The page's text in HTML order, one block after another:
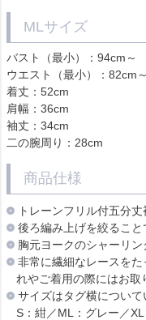
MLサイズ
バスト（最小）：94cm～
ウエスト（最小）：82cm～
着丈：52cm
肩幅：36cm
袖丈：34cm
二の腕周り：28cm
商品仕様
トレーンフリル付五分
後ろ編み上げを絞るこ
胸元ヨークのシャーリ
非常に繊細なレースを
れやご着用の際にはお取
サイズはタグ横について
S：紺／ML：グレー／